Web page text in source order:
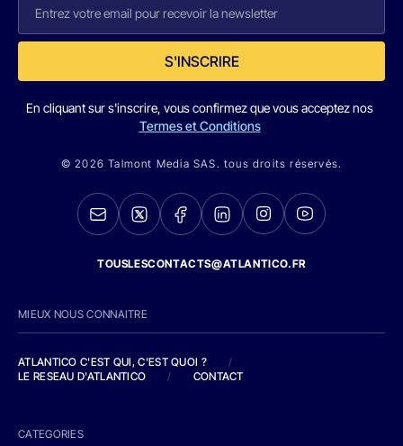
S'INSCRIRE
En cliquant sur s'inscrire, vous confirmez que vous acceptez nos
Termes et Conditions
© 2026 Talmont Media SAS. tous droits réservés.
TOUSLESCONTACTS@ATLANTICO.FR
MIEUX NOUS CONNAITRE
ATLANTICO C'EST QUI, C'EST QUOI ?
/
LE RESEAU D'ATLANTICO
/ CONTACT
CATEGORIES